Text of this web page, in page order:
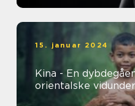
15. januar 2024
Kina - En
orientalske vidunder